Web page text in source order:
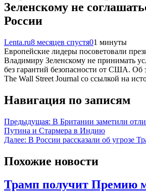
Зеленскому не
России
Lenta.ru8 месяцев спустя01 минуты
Европейские лидеры посоветовали
Владимиру Зеленскому не принимать
без гарантий безопасности от США. Об
The Wall Street Journal со ссылкой на
Навигация по записям
Предыдущая: В Британии заметили
Путина и Стармера в Индию
Далее: В России рассказали об угрозе
Похожие новости
Трамп получит Премию